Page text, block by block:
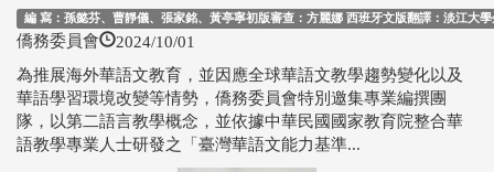
編 寫：孫懿芬、曹靜儀、張家銘、黃亭寧初版審查：方麗娜 西班牙文版翻譯：淡江大
僑務委員會 2024/10/01
為推展海外華語文教育，並因應全球華語文教學趨勢變化以及
華語學習環境改變等情勢，僑務委員會特別邀集專業編撰團
隊，以第二語言教學概念，並依據中華民國國家教育院整合華
語教學專業人士研發之「臺灣華語文能力基準...